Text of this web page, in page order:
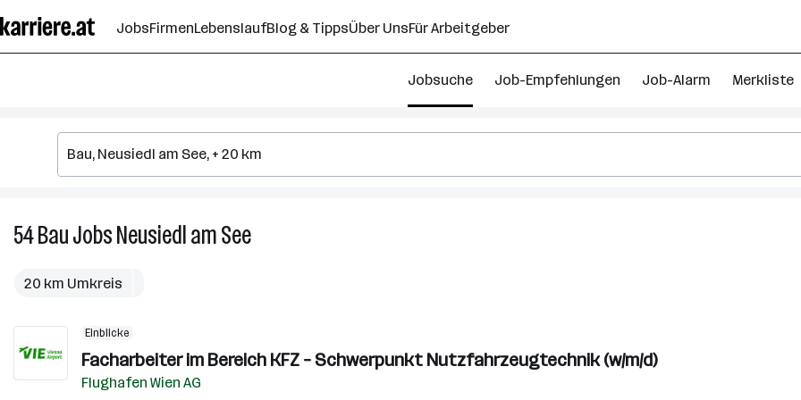
Seiteninhalt
springen
JobsFirmenLebenslaufBlog & TippsÜber UnsFür Arbeitgeber
Jobsuche Job-Empfehlungen Job-Alarm Merkliste
54BauJobsNeusiedl am See54
See
20 km Umkreis
Einblicke
Facharbeiter im Bereich KFZ – Schwerpunkt Nutzfahrzeugtechnik (w/m/d)
Flughafen Wien AG